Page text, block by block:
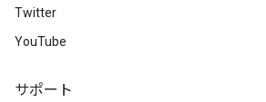
Twitter
YouTube
サポート